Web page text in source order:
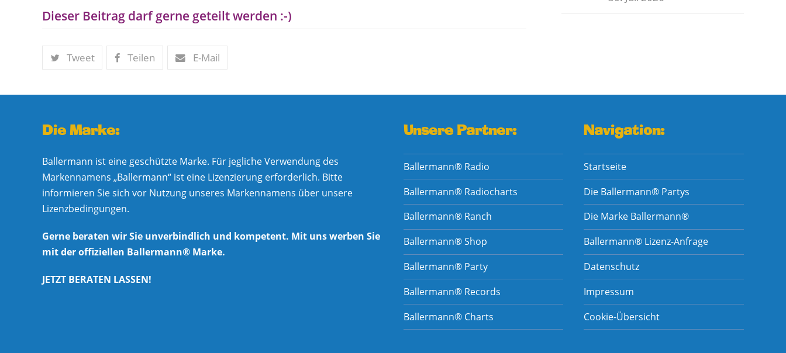
Dieser Beitrag darf gerne geteilt werden :-)
Tweet Teilen E-Mail
Die Marke:
Ballermann ist eine geschützte Marke. Für jegliche Verwendung des
Markennamens „Ballermann“ ist eine Lizenzierung erforderlich. Bitte
informieren Sie sich vor Nutzung unseres Markennamens über unsere
Lizenzbedingungen.
Gerne beraten wir Sie unverbindlich und kompetent. Mit uns werben Sie
mit der offiziellen Ballermann® Marke.
JETZT BERATEN LASSEN!
Unsere Partner:
Ballermann® Radio
Ballermann® Radiocharts
Ballermann® Ranch
Ballermann® Shop
Ballermann® Party
Ballermann® Records
Ballermann® Charts
Navigation:
Startseite
Die Ballermann® Partys
Die Marke Ballermann®
Ballermann® Lizenz-Anfrage
Datenschutz
Impressum
Cookie-Übersicht